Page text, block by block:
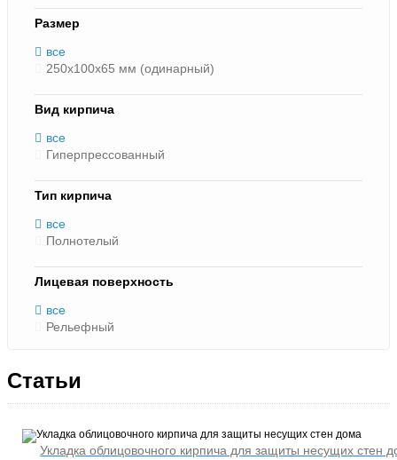
Размер
все
250х100х65 мм (одинарный)
Вид кирпича
все
Гиперпрессованный
Тип кирпича
все
Полнотелый
Лицевая поверхность
все
Рельефный
Статьи
Укладка облицовочного кирпича для защиты несущих стен